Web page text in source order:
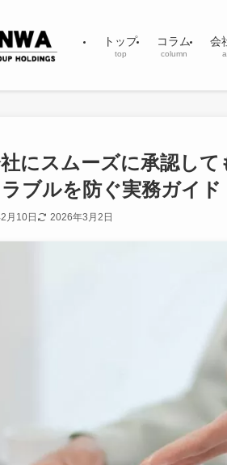
トップ
top
コラム
column
会
にスムーズに承認し
ラブルを防ぐ実務ガイド
月10日 2026年3月2日